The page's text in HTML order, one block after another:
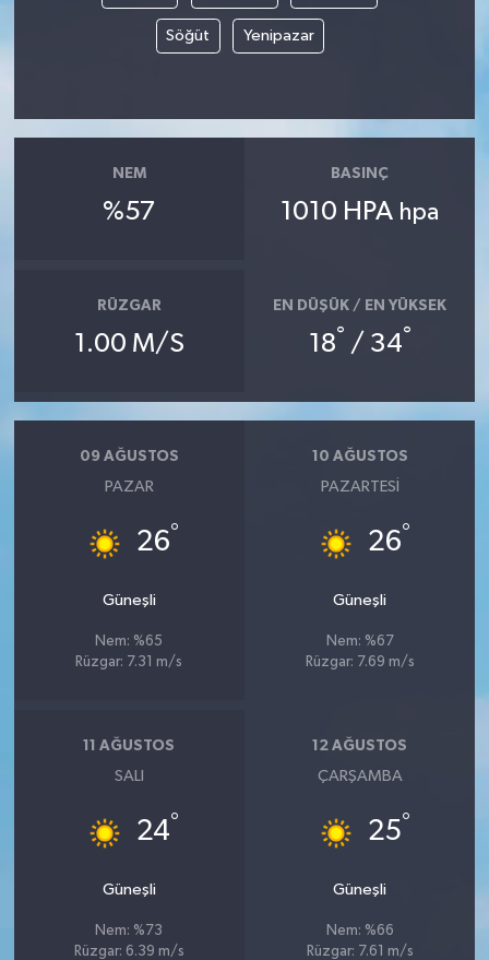
Söğüt Yenipazar
NEM
%57
BASINÇ
1010 HPA hpa
RÜZGAR
1.00 M/S
EN DÜŞÜK / EN YÜKSEK
18° / 34°
09 AĞUSTOS
PAZAR
26°
Güneşli
Nem: %65
Rüzgar: 7.31 m/s
10 AĞUSTOS
PAZARTESI
26°
Güneşli
Nem: %67
Rüzgar: 7.69 m/s
11 AĞUSTOS
SALI
24°
Güneşli
Nem: %73
Rüzgar: 6.39 m/s
12 AĞUSTOS
ÇARŞAMBA
25°
Güneşli
Nem: %66
Rüzgar: 7.61 m/s
Etiketler